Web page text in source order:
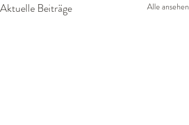
Aktuelle Beiträge Alle ansehen